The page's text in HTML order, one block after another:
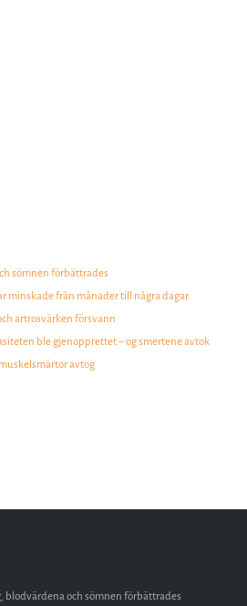
sömnen förbättrades
minskade från månader till några dagar
artrosvärken försvann
ble gjenopprettet – og smertene avtok
avtog
blodvärdena och sömnen förbättrades